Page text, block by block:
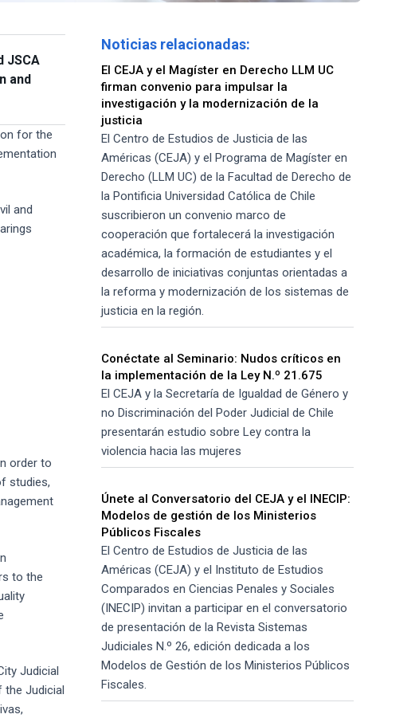
JSCA
and
for the
and
order to
studies,
to the
Judicial
the Judicial
Noticias relacionadas:
El CEJA y el Magíster en Derecho LLM UC
firman convenio para impulsar la
investigación y la modernización de la
justicia
El Centro de Estudios de Justicia de las
Américas (CEJA) y el Programa de Magíster en
Derecho (LLM UC) de la Facultad de Derecho de
la Pontificia Universidad Católica de Chile
suscribieron un convenio marco de
cooperación que fortalecerá la investigación
académica, la formación de estudiantes y el
desarrollo de iniciativas conjuntas orientadas a
la reforma y modernización de los sistemas de
justicia en la región.
Conéctate al Seminario: Nudos críticos en
la implementación de la Ley N.º 21.675
El CEJA y la Secretaría de Igualdad de Género y
no Discriminación del Poder Judicial de Chile
presentarán estudio sobre Ley contra la
violencia hacia las mujeres
Únete al Conversatorio del CEJA y el INECIP:
Modelos de gestión de los Ministerios
Públicos Fiscales
El Centro de Estudios de Justicia de las
Américas (CEJA) y el Instituto de Estudios
Comparados en Ciencias Penales y Sociales
(INECIP) invitan a participar en el conversatorio
de presentación de la Revista Sistemas
Judiciales N.º 26, edición dedicada a los
Modelos de Gestión de los Ministerios Públicos
Fiscales.